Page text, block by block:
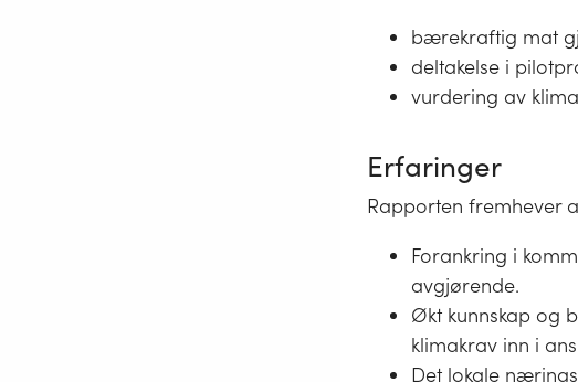
bærekraftig mat
deltakelse i
vurdering av
Erfaringer
Rapporten fremhever
Forankring i
avgjørende.
Økt kunnskap og
klimakrav inn i
Det lokale